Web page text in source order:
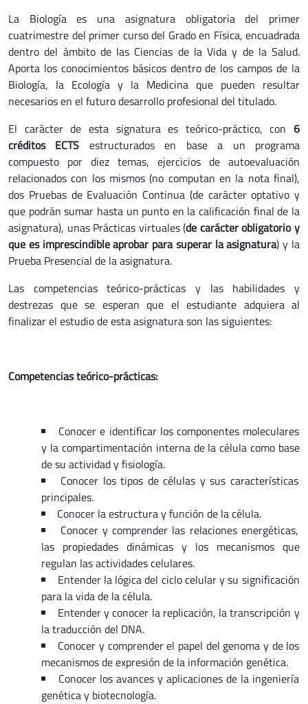
La Biología es una asignatura obligatoria del primer
cuatrimestre del primer curso del Grado en Física, encuadrada
dentro del ámbito de las Ciencias de la Vida y de la Salud.
Aporta los conocimientos básicos dentro de los campos de la
Biología, la Ecología y la Medicina que pueden resultar
necesarios en el futuro desarrollo profesional del titulado.
El carácter de esta signatura es teórico-práctico, con 6
créditos ECTS estructurados en base a un programa
compuesto por diez temas, ejercicios de autoevaluación
relacionados con los mismos (no computan en la nota final),
dos Pruebas de Evaluación Continua (de carácter optativo y
que podrán sumar hasta un punto en la calificación final de la
asignatura), unas Prácticas virtuales (de carácter obligatorio y
que es imprescindible aprobar para superar la asignatura) y la
Prueba Presencial de la asignatura.
Las competencias teórico-prácticas y las habilidades y
destrezas que se esperan que el estudiante adquiera al
finalizar el estudio de esta asignatura son las siguientes:
Competencias teórico-prácticas:
Conocer e identificar los componentes moleculares
y la compartimentación interna de la célula como base
de su actividad y fisiología.
Conocer los tipos de células y sus características
principales.
Conocer la estructura y función de la célula.
Conocer y comprender las relaciones energéticas,
las propiedades dinámicas y los mecanismos que
regulan las actividades celulares.
Entender la lógica del ciclo celular y su significación
para la vida de la célula.
Entender y conocer la replicación, la transcripción y
la traducción del DNA.
Conocer y comprender el papel del genoma y de los
mecanismos de expresión de la información genética.
Conocer los avances y aplicaciones de la ingeniería
genética y biotecnología.